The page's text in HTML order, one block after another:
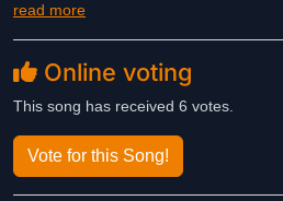
read more
Online voting
This song has received 6 votes.
Vote for this Song!